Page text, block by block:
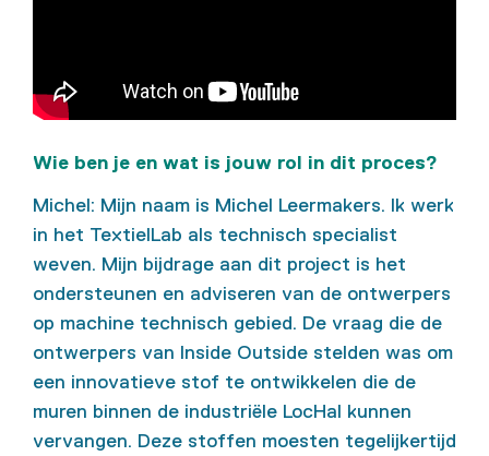
Wie ben je en wat is jouw rol in dit proces?
Michel: Mijn naam is Michel Leermakers. Ik werk
in het TextielLab als technisch specialist
weven. Mijn bijdrage aan dit project is het
ondersteunen en adviseren van de ontwerpers
op machine technisch gebied. De vraag die de
ontwerpers van Inside Outside stelden was om
een innovatieve stof te ontwikkelen die de
muren binnen de industriële LocHal kunnen
vervangen. Deze stoffen moesten tegelijkertijd